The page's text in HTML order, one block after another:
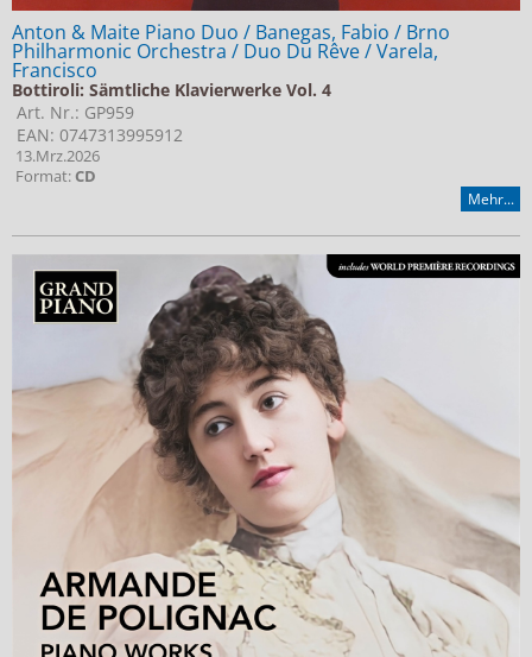
Anton & Maite Piano Duo / Banegas, Fabio / Brno
Philharmonic Orchestra / Duo Du Rêve / Varela,
Francisco
Bottiroli: Sämtliche Klavierwerke Vol. 4
Art. Nr.: GP959
EAN: 0747313995912
13.Mrz.2026
Format:CD
Mehr...